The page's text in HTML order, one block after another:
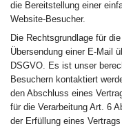
die Bereitstellung einer
Website-Besucher.
Die Rechtsgrundlage für
Übersendung einer E-Mail
DSGVO. Es ist unser
Besuchern kontaktiert
den Abschluss eines
für die Verarbeitung Art. 6
der Erfüllung eines